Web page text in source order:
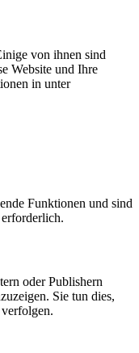
von ihnen sind
Website und Ihre
in unter
Funktionen und sind
oder Publishern
Sie tun dies,